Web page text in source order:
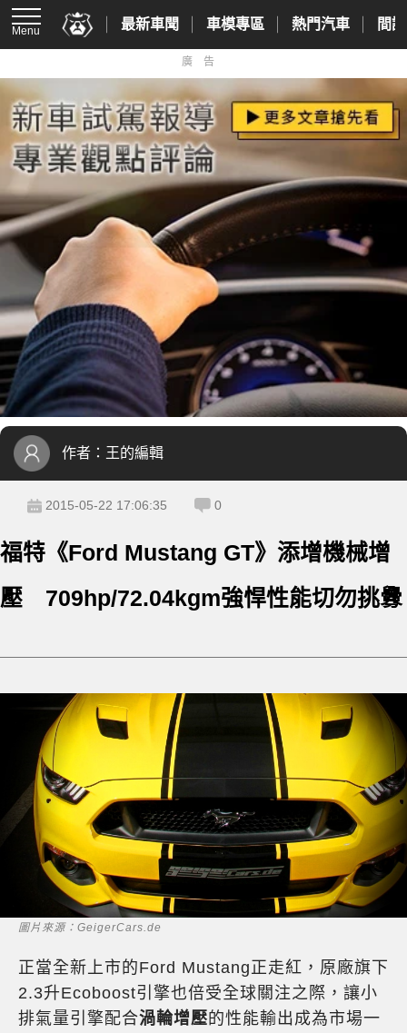
Menu 最新車聞 車模專區 熱門汽車 間
廣告
作者： 王的編輯
2015-05-22 17:06:35 0
福特《Ford Mustang GT》添增機械增
壓 709hp/72.04kgm強悍性能切勿挑釁
圖片來源：GeigerCars.de
正當全新上市的Ford Mustang正走紅，原廠旗下
2.3升Ecoboost引擎也倍受全球關注之際，讓小
排氣量引擎配合渦輪增壓的性能輸出成為市場一